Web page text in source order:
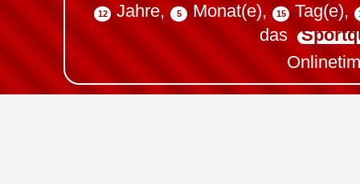
12 Jahre, 5 Monat(e), 15 Tag(e),
das